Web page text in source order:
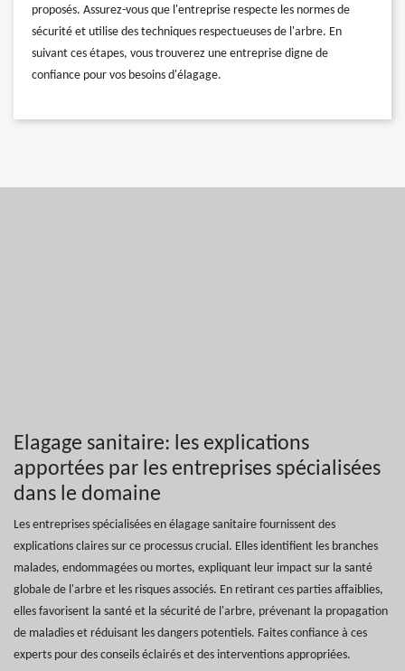
proposés. Assurez-vous que l'entreprise respecte les normes de
sécurité et utilise des techniques respectueuses de l'arbre. En
suivant ces étapes, vous trouverez une entreprise digne de
confiance pour vos besoins d'élagage.
Elagage sanitaire: les explications
apportées par les entreprises spécialisées
dans le domaine
Les entreprises spécialisées en élagage sanitaire fournissent des
explications claires sur ce processus crucial. Elles identifient les branches
malades, endommagées ou mortes, expliquant leur impact sur la santé
globale de l'arbre et les risques associés. En retirant ces parties affaiblies,
elles favorisent la santé et la sécurité de l'arbre, prévenant la propagation
de maladies et réduisant les dangers potentiels. Faites confiance à ces
experts pour des conseils éclairés et des interventions appropriées.